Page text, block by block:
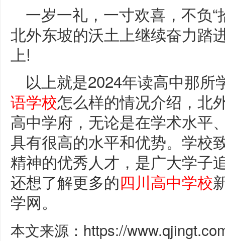
一岁一礼，一寸欢喜，不负
北外东坡的沃土上继续奋力踏
上!
以上就是2024年读高中那所
语学校怎么样的情况介绍，北
高中学府，无论是在学术水平
具有很高的水平和优势。学校
精神的优秀人才，是广大学子
还想了解更多的四川高中学校
学网。
本文来源：https://